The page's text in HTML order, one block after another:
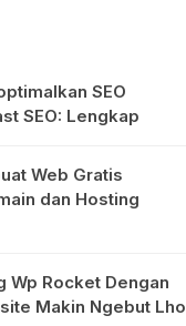
SEO
SEO: Lengkap
Web Gratis
dan Hosting
Wp Rocket Dengan
Makin Ngebut Lho